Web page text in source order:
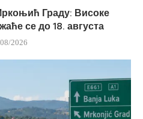
Граду: Високе
се до 18. августа
2026